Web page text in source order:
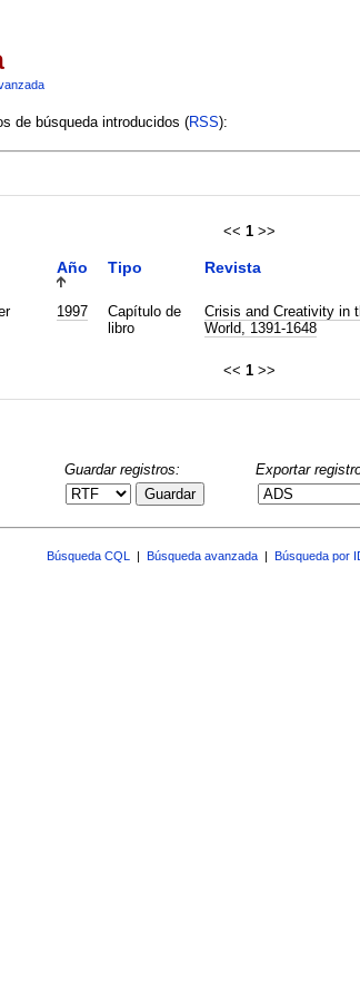
de búsqueda introducidos (RSS):
<< 1 >>
Año Tipo Revista
1997
Capítulo de
libro
Crisis and Creativity in
World, 1391-1648
<< 1 >>
Guardar registros:
Guardar
Exportar
Búsqueda CQL Búsqueda avanzada Búsqueda por